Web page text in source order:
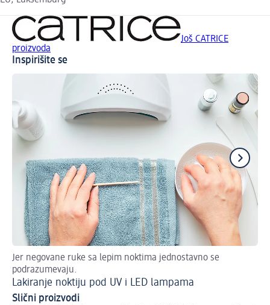
Još CATRICE
proizvoda
Inspirišite se
Jer negovane ruke sa lepim noktima jednostavno se
podrazumevaju.
Lakiranje noktiju pod UV i LED lampama
Slični proizvodi